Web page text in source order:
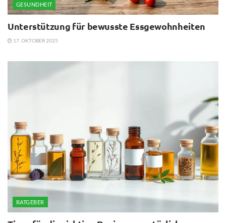
GESUNDHEIT
Unterstützung für bewusste Essgewohnheiten
17. OKTOBER 2025
RATGEBER